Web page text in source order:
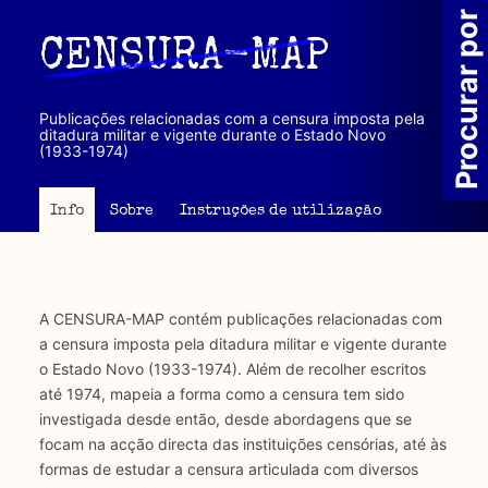
principal
CENSURA-MAP
Publicações relacionadas com a censura imposta pela
ditadura militar e vigente durante o Estado Novo
(1933-1974)
Info Sobre Instruções de utilização
A CENSURA-MAP contém publicações relacionadas com
a censura imposta pela ditadura militar e vigente durante
o Estado Novo (1933-1974). Além de recolher escritos
até 1974, mapeia a forma como a censura tem sido
investigada desde então, desde abordagens que se
focam na acção directa das instituições censórias, até às
formas de estudar a censura articulada com diversos
Procurar por